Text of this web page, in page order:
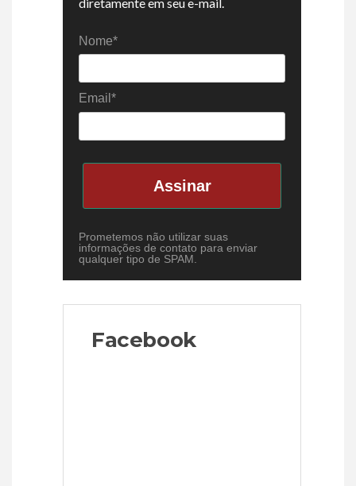
Nome*
Email*
Assinar
Prometemos não utilizar suas
informações de contato para enviar
qualquer tipo de SPAM.
Facebook